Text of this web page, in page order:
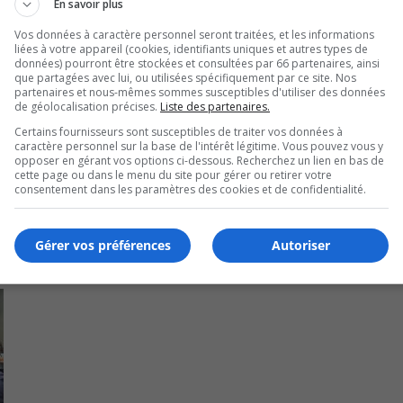
communauté».
mes restaurants pour soutenir les équipes en place
du FM 103,3.
En savoir plus
Vos données à caractère personnel seront traitées, et les informations
liées à votre appareil (cookies, identifiants uniques et autres types de
données) pourront être stockées et consultées par 66 partenaires, ainsi
que partagées avec lui, ou utilisées spécifiquement par ce site. Nos
partenaires et nous-mêmes sommes susceptibles d'utiliser des données
de géolocalisation précises. Liste des partenaires.
Certains fournisseurs sont susceptibles de traiter vos données à
caractère personnel sur la base de l'intérêt légitime. Vous pouvez vous y
opposer en gérant vos options ci-dessous. Recherchez un lien en bas de
cette page ou dans le menu du site pour gérer ou retirer votre
consentement dans les paramètres des cookies et de confidentialité.
Autoriser
Gérer vos préférences